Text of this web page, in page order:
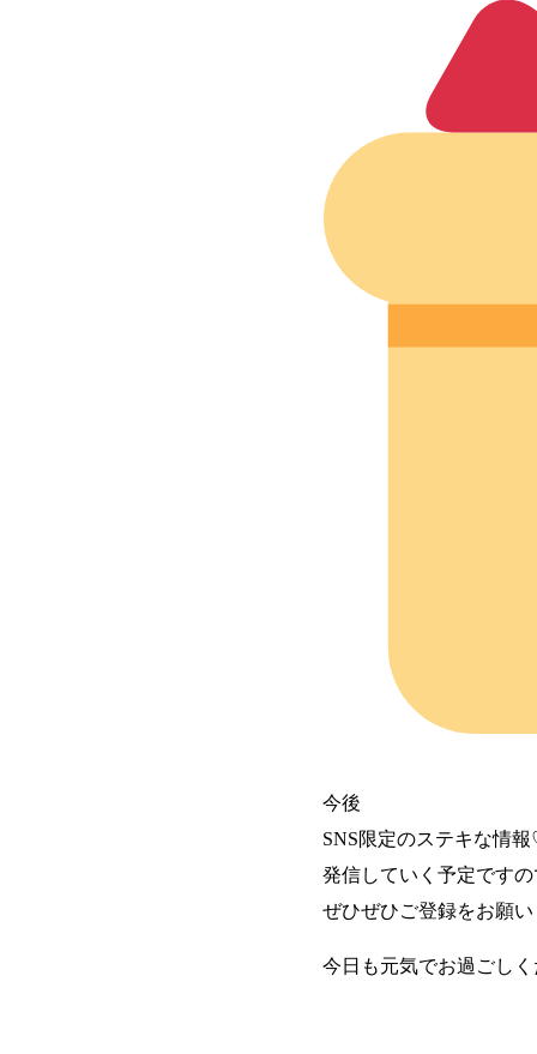
今後
SNS限定のステキな情
発信していく予定ですの
ぜひぜひご登録をお願
今日も元気でお過ごし